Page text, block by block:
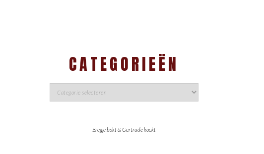
CATEGORIEËN
Bregje bakt & Gertrude kookt